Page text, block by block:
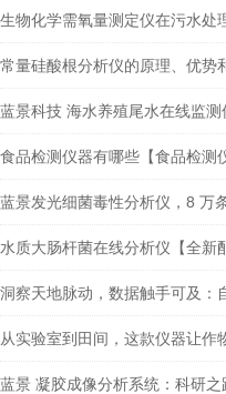
生物化学需氧量测定仪在污水处
的应用有哪些？
常量硅酸根分析仪的原理、优势
蓝景科技 海水养殖尾水在线监测
产品介绍
食品检测仪器有哪些【食品检测
备价格】
蓝景发光细菌毒性分析仪，8 万
+ 多网传输 + 北斗定位
水质大肠杆菌在线分析仪【全新
洞察天地脉动，数据触手可及：
型气象站，环境监测的智慧哨兵
从实验室到田间，这款仪器让作
研究 “零-距离”
蓝景 凝胶成像分析系统：科研之